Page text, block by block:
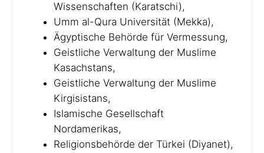
Wissenschaften (Karatschi),
Umm al-Qura Universität (Mekka),
Ägyptische Behörde für Vermessung,
Geistliche Verwaltung der Muslime
Kasachstans,
Geistliche Verwaltung der Muslime
Kirgisistans,
Islamische Gesellschaft
Nordamerikas,
Religionsbehörde der Türkei (Diyanet),